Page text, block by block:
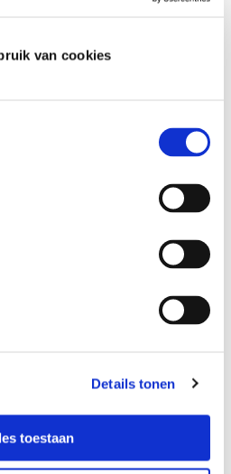
van cookies
Details tonen
toestaan